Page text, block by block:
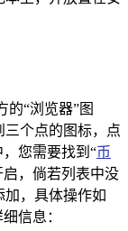
的“浏览器”图
个点的图标，点
您需要找到“币
启，倘若列表中没
，具体操作如
信息：